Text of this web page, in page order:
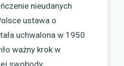
nieudanych
ustawa o
uchwalona w 1950
ważny krok w
swobody